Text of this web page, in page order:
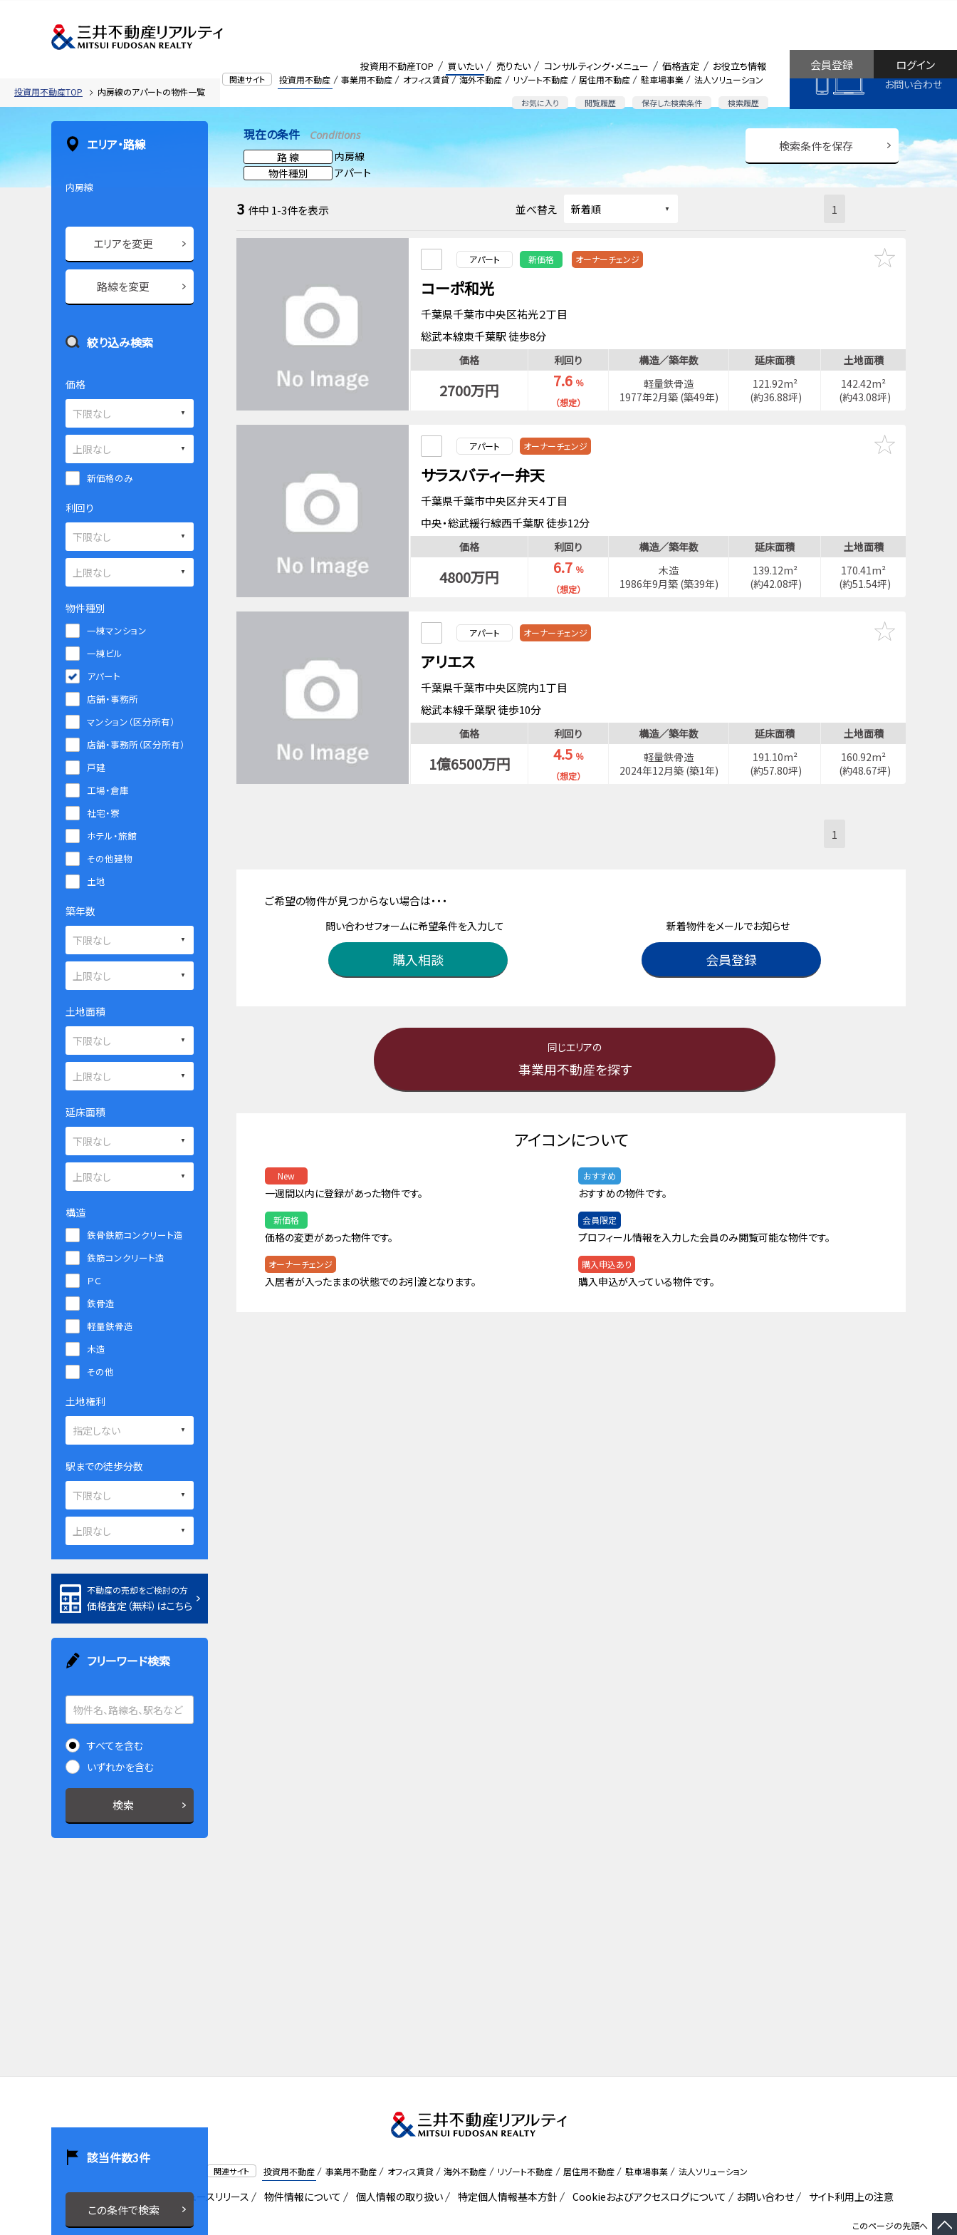
関連サイト 投資用不動産 事業用不動産 オフィス賃貸 海外不動産 リゾート不動産 居住用不動産 駐車場事業 法人ソリューション
お気に入り 閲覧履歴 保存した検索条件 検索履歴
投資用不動産TOP 買いたい 売りたい コンサルティング・メニュー 価格査定 お役立ち情報
お問い合わせ
ログイン
会員登録
投資用不動産TOP 内房線のアパートの物件一覧
現在の条件 Conditions
路 線
内房線
物件種別
アパート
検索条件を保存
3 件中 1-3件を表示 並べ替え 1
アパート 新価格 オーナーチェンジ
コーポ和光
千葉県千葉市中央区祐光２丁目
総武本線東千葉駅 徒歩8分
総武本線千葉駅 徒歩18分
中央・総武緩行線千葉駅 徒歩18分
価格 利回り 構造／築年数 延床面積 土地面積
2700万円 7.6 ％
（想定）
軽量鉄骨造
1977年2月築 (築49年)
121.92m²
(約36.88坪)
142.42m²
(約43.08坪)
アパート オーナーチェンジ
サラスバティー弁天
千葉県千葉市中央区弁天４丁目
中央・総武緩行線西千葉駅 徒歩12分
総武本線千葉駅 徒歩15分
京成電鉄千葉線京成千葉駅 徒歩20分
価格 利回り 構造／築年数 延床面積 土地面積
4800万円 6.7 ％
（想定）
木造
1986年9月築 (築39年)
139.12m²
(約42.08坪)
170.41m²
(約51.54坪)
アパート オーナーチェンジ
アリエス
千葉県千葉市中央区院内１丁目
総武本線千葉駅 徒歩10分
総武本線東千葉駅 徒歩7分
千葉都市モノレール栄町駅 徒歩5分
価格 利回り 構造／築年数 延床面積 土地面積
1億6500万円 4.5 ％
（想定）
軽量鉄骨造
2024年12月築 (築1年)
191.10m²
(約57.80坪)
160.92m²
(約48.67坪)
1
ご希望の物件が見つからない場合は・・・
問い合わせフォームに希望条件を入力して
購入相談
新着物件をメールでお知らせ
会員登録
同じエリアの
事業用不動産を探す
アイコンについて
New
一週間以内に登録があった物件です。
おすすめ
おすすめの物件です。
新価格
価格の変更があった物件です。
会員限定
プロフィール情報を入力した会員のみ閲覧可能な物件です。
オーナーチェンジ
入居者が入ったままの状態でのお引渡となります。
購入申込あり
購入申込が入っている物件です。
エリア・路線
内房線
エリアを変更
路線を変更
絞り込み検索
価格
新価格のみ
利回り
物件種別
一棟マンション
一棟ビル
アパート
店舗・事務所
マンション（区分所有）
店舗・事務所（区分所有）
戸建
工場・倉庫
社宅・寮
ホテル・旅館
その他建物
土地
築年数
土地面積
延床面積
構造
鉄骨鉄筋コンクリート造
鉄筋コンクリート造
ＰＣ
鉄骨造
軽量鉄骨造
木造
その他
土地権利
駅までの徒歩分数
該当件数3件
この条件で検索
不動産の売却をご検討の方
価格査定（無料）はこちら
フリーワード検索
すべてを含む
いずれかを含む
検索
このページの先頭へ
関連サイト 投資用不動産 事業用不動産 オフィス賃貸 海外不動産 リゾート不動産 居住用不動産 駐車場事業 法人ソリューション
会社概要 採用情報 ニュースリリース 物件情報について 個人情報の取り扱い 特定個人情報基本方針 Cookieおよびアクセスログについて お問い合わせ サイト利用上の注意